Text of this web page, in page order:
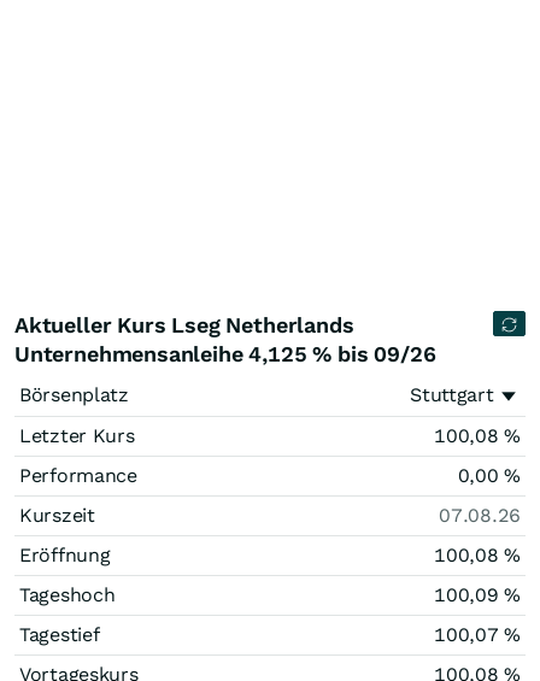
Aktueller Kurs Lseg Netherlands
Unternehmensanleihe 4,125 % bis 09/26
Börsenplatz
Stuttgart
Letzter Kurs
100,08 %
Performance
0,00%
Kurszeit
07.08.26
Eröffnung
100,08 %
Tageshoch
100,09 %
Tagestief
100,07 %
Vortageskurs
100,08%